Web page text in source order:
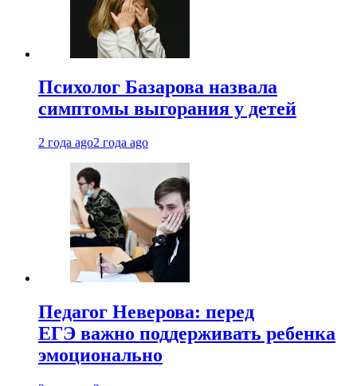
Психолог Базарова назвала
симптомы выгорания у детей
2 года ago2 года ago
Педагог Неверова: перед
ЕГЭ важно поддерживать ребенка
эмоционально